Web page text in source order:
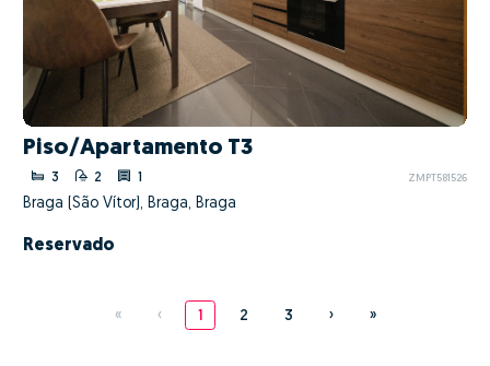
Piso/Apartamento T3
3 2 1 ZMPT581526
Braga (São Vítor), Braga, Braga
Reservado
« ‹ 1 2 3 › »